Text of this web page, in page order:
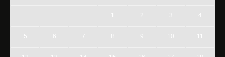
1 2 3
5 6 7 8 9 10 11